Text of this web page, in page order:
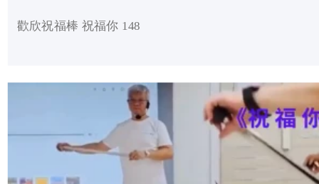
歡欣祝福棒 祝福你 148